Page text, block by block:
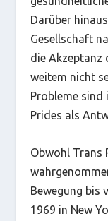
Darüber
Gesellschaft
die Akzeptanz
weitem nicht
Probleme sind
Prides als
Obwohl Trans
Bewegung bis
1969 in New